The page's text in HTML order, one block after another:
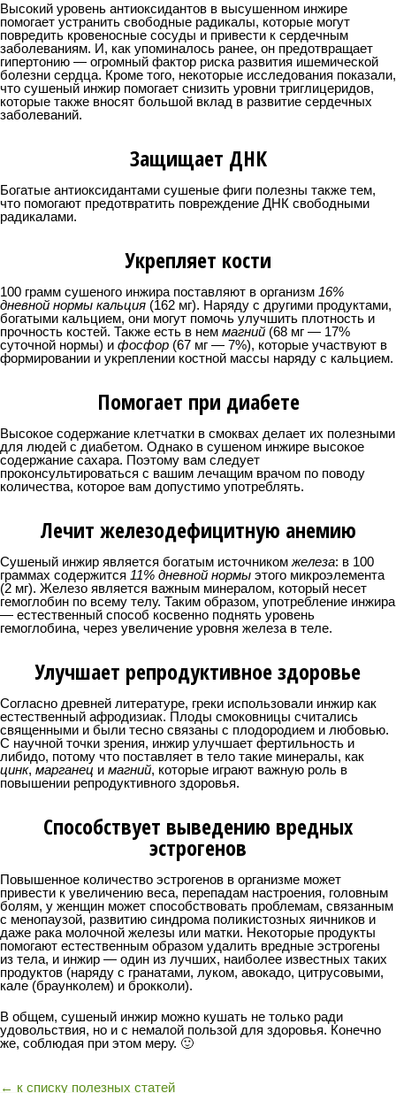
Высокий уровень антиоксидантов в высушенном инжире
помогает устранить свободные радикалы, которые могут
повредить кровеносные сосуды и привести к сердечным
заболеваниям. И, как упоминалось ранее, он предотвращает
гипертонию — огромный фактор риска развития ишемической
болезни сердца. Кроме того, некоторые исследования показали,
что сушеный инжир помогает снизить уровни триглицеридов,
которые также вносят большой вклад в развитие сердечных
заболеваний.
Защищает ДНК
Богатые антиоксидантами сушеные фиги полезны также тем,
что помогают предотвратить повреждение ДНК свободными
радикалами.
Укрепляет кости
100 грамм сушеного инжира поставляют в организм 16%
дневной нормы кальция (162 мг). Наряду с другими продуктами,
богатыми кальцием, они могут помочь улучшить плотность и
прочность костей. Также есть в нем магний (68 мг — 17%
суточной нормы) и фосфор (67 мг — 7%), которые участвуют в
формировании и укреплении костной массы наряду с кальцием.
Помогает при диабете
Высокое содержание клетчатки в смоквах делает их полезными
для людей с диабетом. Однако в сушеном инжире высокое
содержание сахара. Поэтому вам следует
проконсультироваться с вашим лечащим врачом по поводу
количества, которое вам допустимо употреблять.
Лечит железодефицитную анемию
Сушеный инжир является богатым источником железа: в 100
граммах содержится 11% дневной нормы этого микроэлемента
(2 мг). Железо является важным минералом, который несет
гемоглобин по всему телу. Таким образом, употребление инжира
— естественный способ косвенно поднять уровень
гемоглобина, через увеличение уровня железа в теле.
Улучшает репродуктивное здоровье
Согласно древней литературе, греки использовали инжир как
естественный афродизиак. Плоды смоковницы считались
священными и были тесно связаны с плодородием и любовью.
С научной точки зрения, инжир улучшает фертильность и
либидо, потому что поставляет в тело такие минералы, как
цинк, марганец и магний, которые играют важную роль в
повышении репродуктивного здоровья.
Способствует выведению вредных
эстрогенов
Повышенное количество эстрогенов в организме может
привести к увеличению веса, перепадам настроения, головным
болям, у женщин может способствовать проблемам, связанным
с менопаузой, развитию синдрома поликистозных яичников и
даже рака молочной железы или матки. Некоторые продукты
помогают естественным образом удалить вредные эстрогены
из тела, и инжир — один из лучших, наиболее известных таких
продуктов (наряду с гранатами, луком, авокадо, цитрусовыми,
кале (браунколем) и брокколи).
В общем, сушеный инжир можно кушать не только ради
удовольствия, но и с немалой пользой для здоровья. Конечно
же, соблюдая при этом меру. 🙂
← к списку полезных статей